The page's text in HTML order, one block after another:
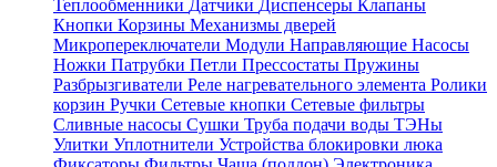
Теплообменники Датчики Диспенсеры Клапаны
Кнопки Корзины Механизмы дверей
Микропереключатели Модули Направляющие Насосы
Ножки Патрубки Петли Прессостаты Пружины
Разбрызгиватели Реле нагревательного элемента Ролики
корзин Ручки Сетевые кнопки Сетевые фильтры
Сливные насосы Сушки Труба подачи воды ТЭНы
Улитки Уплотнители Устройства блокировки люка